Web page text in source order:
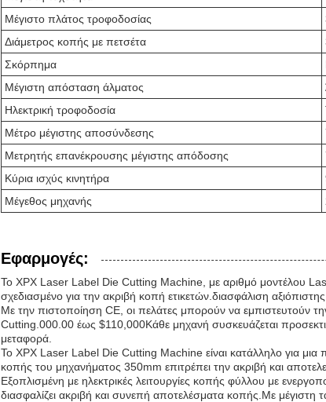
Μέγιστο πλάτος τροφοδοσίας
Διάμετρος κοπής με πετσέτα
Σκόρπημα
Μέγιστη απόσταση άλματος
Ηλεκτρική τροφοδοσία
Μέτρο μέγιστης αποσύνδεσης
Μετρητής επανέκρουσης μέγιστης απόδοσης
Κύρια ισχύς κινητήρα
Μέγεθος μηχανής
Εφαρμογές:
Το XPX Laser Label Die Cutting Machine, με αριθμό μοντέλου
σχεδιασμένο για την ακριβή κοπή ετικετών.διασφάλιση
Με την πιστοποίηση CE, οι πελάτες μπορούν να εμπιστευτούν
Cutting.000.00 έως $110,000Κάθε μηχανή συσκευάζεται
μεταφορά.
Το XPX Laser Label Die Cutting Machine είναι κατάλληλο για
κοπής του μηχανήματος 350mm επιτρέπει την ακριβή και
Εξοπλισμένη με ηλεκτρικές λειτουργίες κοπής φύλλου με
διασφαλίζει ακριβή και συνεπή αποτελέσματα κοπής.Με